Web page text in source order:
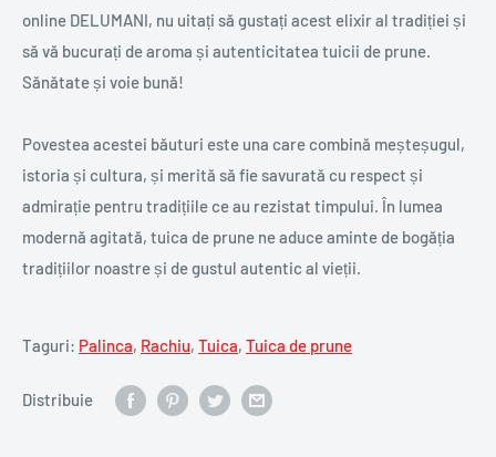
online DELUMANI, nu uitați să gustați acest elixir al tradiției și
să vă bucurați de aroma și autenticitatea tuicii de prune.
Sănătate și voie bună!
Povestea acestei băuturi este una care combină meșteșugul,
istoria și cultura, și merită să fie savurată cu respect și
admirație pentru tradițiile ce au rezistat timpului. În lumea
modernă agitată, tuica de prune ne aduce aminte de bogăția
tradițiilor noastre și de gustul autentic al vieții.
Taguri: Palinca, Rachiu, Tuica, Tuica de prune
Distribuie